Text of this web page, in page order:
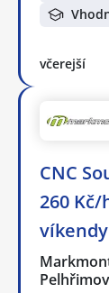
včerejší
CNC
260
Pelhřimov